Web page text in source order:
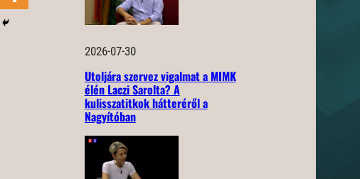
2026-07-30
Utoljára szervez vigalmat a MIMK
élén Laczi Sarolta? A
kulisszatitkok hátteréről a
Nagyítóban